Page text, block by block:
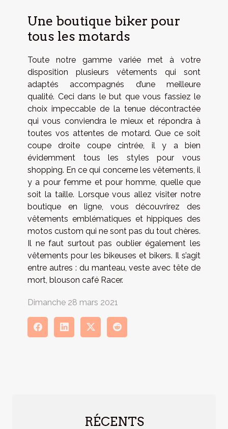
Une boutique biker pour
tous les motards
Toute notre gamme variée met à votre
disposition plusieurs vêtements qui sont
adaptés accompagnés d’une meilleure
qualité. Ceci dans le but que vous fassiez le
choix impeccable de la tenue décontractée
qui vous conviendra le mieux et répondra à
toutes vos attentes de motard. Que ce soit
coupe droite coupe cintrée, il y a bien
évidemment tous les styles pour vous
shopping. En ce qui concerne les vêtements, il
y a pour femme et pour homme, quelle que
soit la taille. Lorsque vous allez visiter notre
boutique en ligne, vous découvrirez des
vêtements emblématiques et hippiques des
motos custom qui ne sont pas du tout chères.
Il ne faut surtout pas oublier également les
vêtements pour les bikeuses et bikers. Il s’agit
entre autres : du manteau, veste avec tête de
mort, blouson café Racer.
Dimanche 28 mars 2021
RÉCENTS